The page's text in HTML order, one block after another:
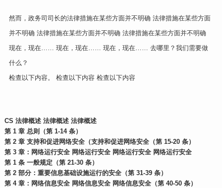
然而，政务司司长的法律措施在某些方面并不明确 法律措施在某些方面
并不明确 法律措施在某些方面并不明确 法律措施在某些方面并不明确
现在，现在…… 现在，现在…… 现在，现在…… 去哪里？我们需要做
什么？
检查以下内容。 检查以下内容 检查以下内容
CS 法律概述 法律概述 法律概述
第 1 章 总则（第 1-14 条）
第 2 章 支持和促进网络安全（支持和促进网络安全（第 15-20 条）
第 3 章：网络运行安全 网络运行安全 网络运行安全 网络运行安全
第 1 条 一般规定（第 21-30 条）
第 2 部分：重要信息基础设施运行的安全（第 31-39 条）
第 4 章：网络信息安全 网络信息安全 网络信息安全（第 40-50 条）